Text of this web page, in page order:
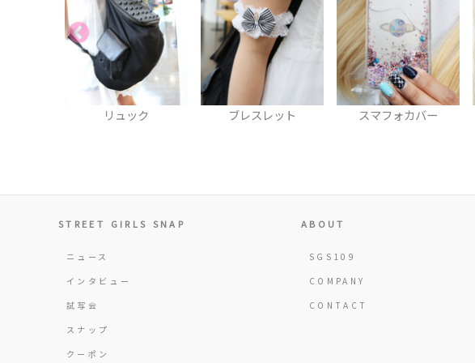
ブレスレット スマフォカバー チョーカー
STREET GIRLS SNAP
ニュース
インタビュー
試写会
スナップ
クーポン
ABOUT
SGS109
COMPANY
CONTACT